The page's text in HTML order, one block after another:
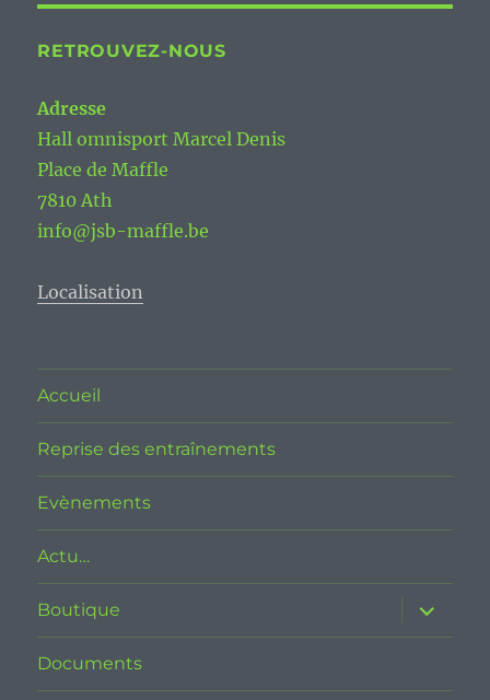
RETROUVEZ-NOUS
Adresse
Hall omnisport Marcel Denis
Place de Maffle
7810 Ath
info@jsb-maffle.be
Localisation
Accueil
Reprise des entraînements
Evènements
Actu…
Boutique
ouvrir
le
sous-
Documents